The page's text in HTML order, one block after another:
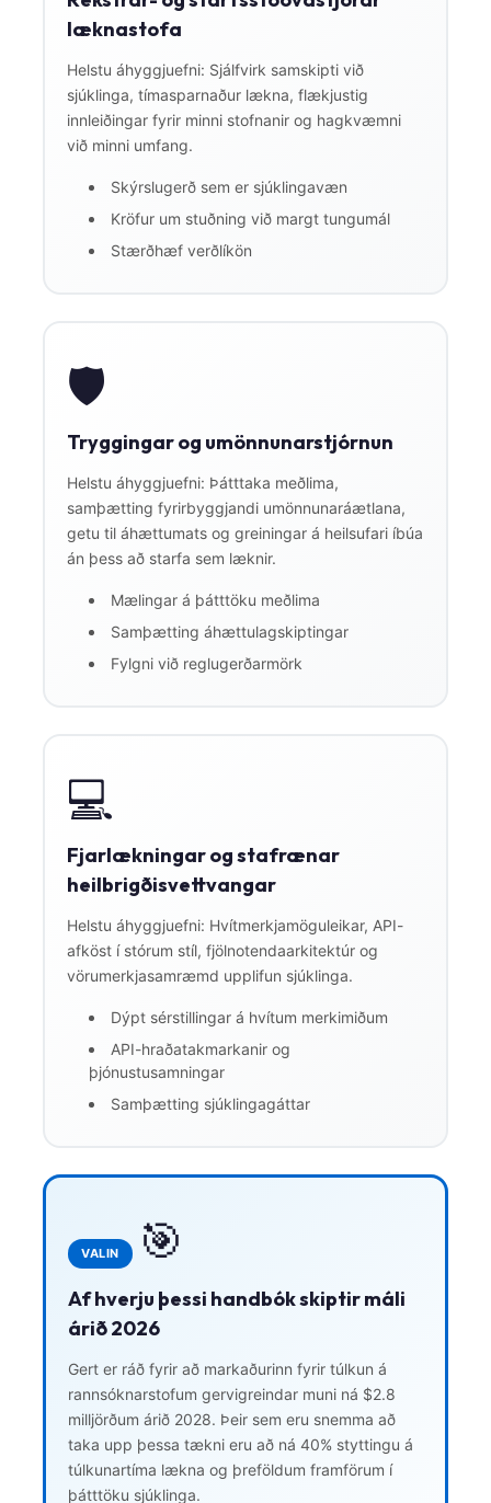
læknastofa
Helstu áhyggjuefni: Sjálfvirk samskipti við
sjúklinga, tímasparnaður lækna, flækjustig
innleiðingar fyrir minni stofnanir og hagkvæmni
við minni umfang.
Skýrslugerð sem er sjúklingavæn
Kröfur um stuðning við margt tungumál
Stærðhæf verðlíkön
🛡️
Tryggingar og umönnunarstjórnun
Helstu áhyggjuefni: Þátttaka meðlima,
samþætting fyrirbyggjandi umönnunaráætlana,
getu til áhættumats og greiningar á heilsufari íbúa
án þess að starfa sem læknir.
Mælingar á þátttöku meðlima
Samþætting áhættulagskiptingar
Fylgni við reglugerðarmörk
💻
Fjarlækningar og stafrænar
heilbrigðisvettvangar
Helstu áhyggjuefni: Hvítmerkjamöguleikar, API-
afköst í stórum stíl, fjölnotendaarkitektúr og
vörumerkjasamræmd upplifun sjúklinga.
Dýpt sérstillingar á hvítum merkimiðum
API-hraðatakmarkanir og
þjónustusamningar
Samþætting sjúklingagáttar
VALIN 🎯
Af hverju þessi handbók skiptir máli
árið 2026
Gert er ráð fyrir að markaðurinn fyrir túlkun á
rannsóknarstofum gervigreindar muni ná $2.8
milljörðum árið 2028. Þeir sem eru snemma að
taka upp þessa tækni eru að ná 40% styttingu á
túlkunartíma lækna og þreföldum framförum í
þátttöku sjúklinga.